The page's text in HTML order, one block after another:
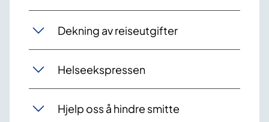
Dekning av reiseutgifter
Helseekspressen
Hjelp oss å hindre smitte